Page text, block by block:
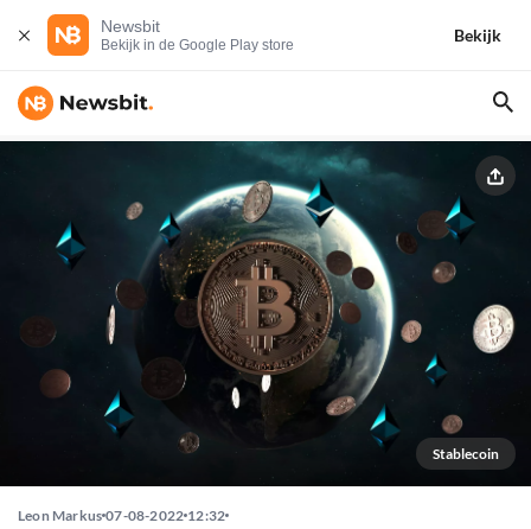
Newsbit
Bekijk in de Google Play store
Bekijk
Stablecoin
Leon Markus 07-08-2022 12:32